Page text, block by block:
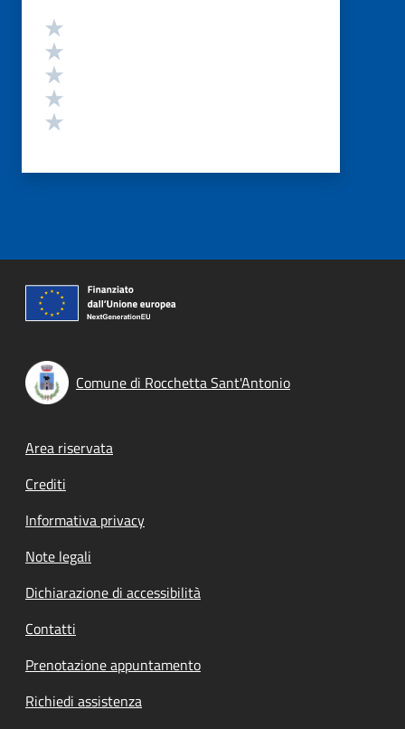
Valutazione
Comune di Rocchetta Sant'Antonio
Footer menu
Area riservata
Crediti
Informativa privacy
Note legali
Dichiarazione di accessibilità
Contatti
Prenotazione appuntamento
Richiedi assistenza